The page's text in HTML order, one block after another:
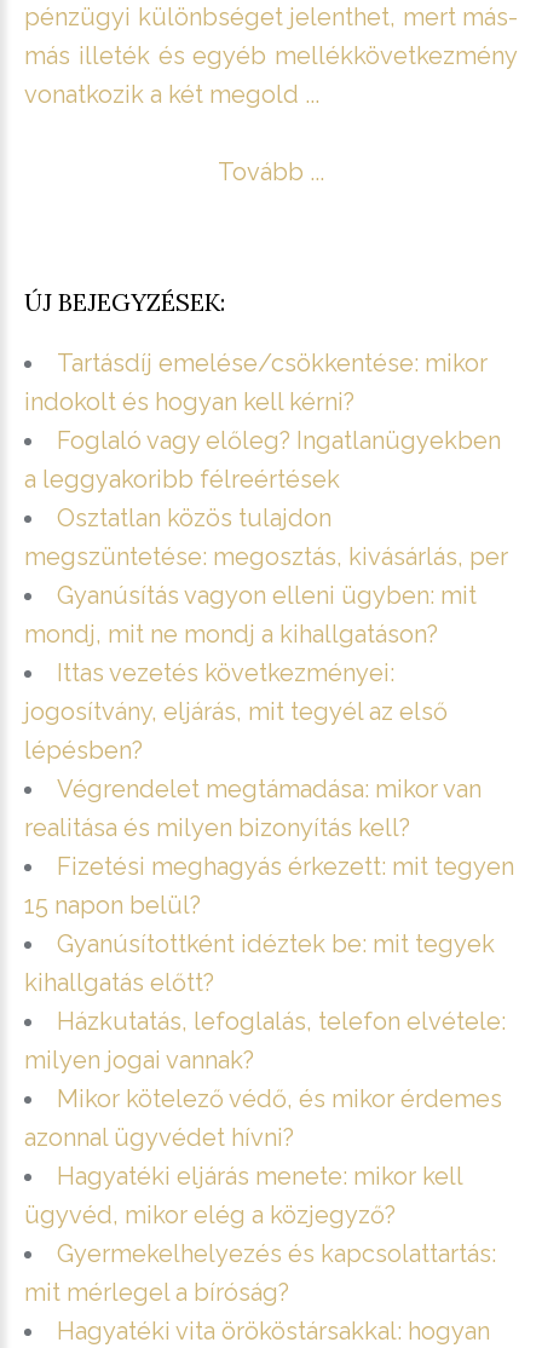
pénzügyi különbséget jelenthet, mert más-
más illeték és egyéb mellékkövetkezmény
vonatkozik a két megold ...
Tovább ...
ÚJ BEJEGYZÉSEK:
Tartásdíj emelése/csökkentése: mikor
indokolt és hogyan kell kérni?
Foglaló vagy előleg? Ingatlanügyekben
a leggyakoribb félreértések
Osztatlan közös tulajdon
megszüntetése: megosztás, kivásárlás, per
Gyanúsítás vagyon elleni ügyben: mit
mondj, mit ne mondj a kihallgatáson?
Ittas vezetés következményei:
jogosítvány, eljárás, mit tegyél az első
lépésben?
Végrendelet megtámadása: mikor van
realitása és milyen bizonyítás kell?
Fizetési meghagyás érkezett: mit tegyen
15 napon belül?
Gyanúsítottként idéztek be: mit tegyek
kihallgatás előtt?
Házkutatás, lefoglalás, telefon elvétele:
milyen jogai vannak?
Mikor kötelező védő, és mikor érdemes
azonnal ügyvédet hívni?
Hagyatéki eljárás menete: mikor kell
ügyvéd, mikor elég a közjegyző?
Gyermekelhelyezés és kapcsolattartás:
mit mérlegel a bíróság?
Hagyatéki vita örököstársakkal: hogyan